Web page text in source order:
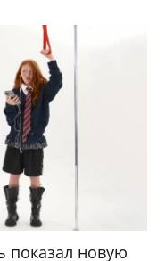
показал новую